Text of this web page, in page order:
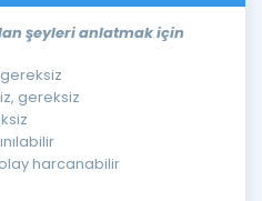
şeyleri anlatmak için
gereksiz
harcanabilir